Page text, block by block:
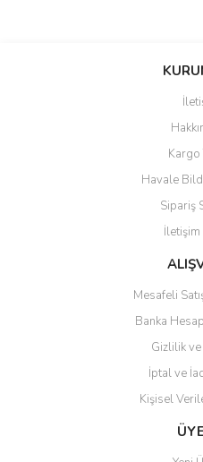
Bu ürüne ilk
Ürün resmi kalitesiz, bozuk
Ürün açıklamasında eksik
Ürün bilgilerinde hatalar
Ürün fiyatı diğer sitelerden
Bu ürüne benzer farklı
Kargo
Havale
Sipariş
Mesafeli
Banka
Gizlilik
İptal ve
Kişisel